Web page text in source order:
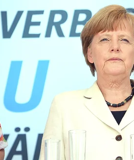
verlag
verlag
shop
fragen & hilfe
unterstützen
abo
genossenschaft